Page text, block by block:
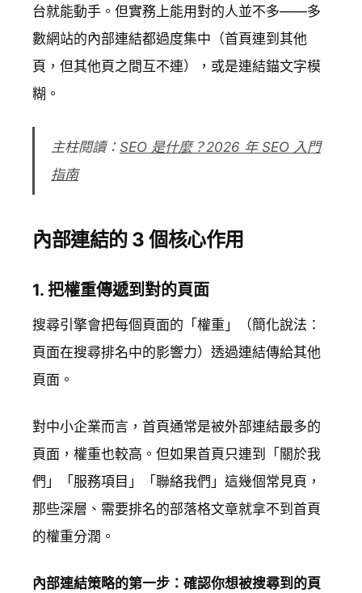
台就能動手。但實務上能用對的人並不多——多
數網站的內部連結都過度集中（首頁連到其他
頁，但其他頁之間互不連），或是連結錨文字模
糊。
主柱閱讀： SEO 是什麼？2026 年 SEO 入門
指南
內部連結的 3 個核心作用
1. 把權重傳遞到對的頁面
搜尋引擎會把每個頁面的「權重」（簡化說法：
頁面在搜尋排名中的影響力）透過連結傳給其他
頁面。
對中小企業而言，首頁通常是被外部連結最多的
頁面，權重也較高。但如果首頁只連到「關於我
們」「服務項目」「聯絡我們」這幾個常見頁，
那些深層、需要排名的部落格文章就拿不到首頁
的權重分潤。
內部連結策略的第一步：確認你想被搜尋到的頁